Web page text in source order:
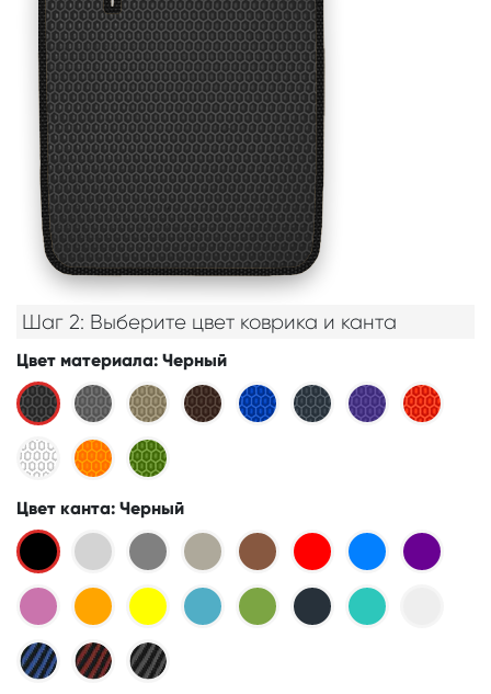
Шаг 2: Выберите цвет коврика и канта
Цвет материала: Черный
Цвет канта: Черный